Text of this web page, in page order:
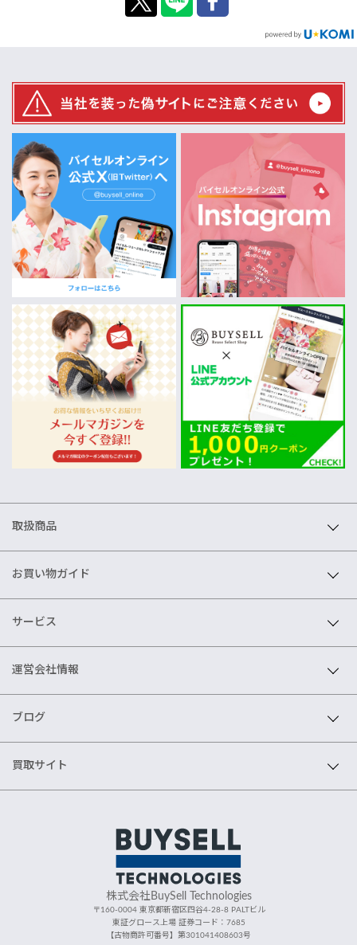
取扱商品
お買い物ガイド
サービス
運営会社情報
ブログ
買取サイト
株式会社BuySell Technologies
〒160-0004 東京都新宿区四谷4-28-8 PALTビル
東証グロース上場 証券コード：7685
【古物商許可番号】第301041408603号